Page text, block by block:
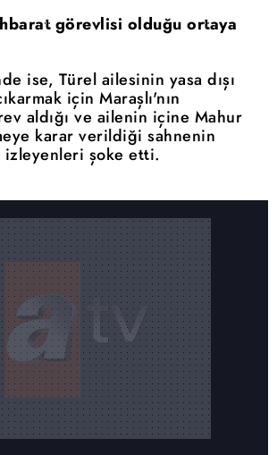
görevlisi olduğu ortaya
ise, Türel ailesinin yasa dışı
için Maraşlı'nın
aldığı ve ailenin içine Mahur
karar verildiği sahnenin
izleyenleri şoke etti.